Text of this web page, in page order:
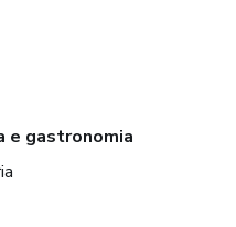
e gastronomia